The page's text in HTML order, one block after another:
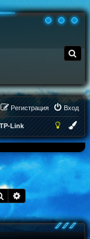
о
Вход
Регистрация
TP-Link
ПоискРасширенный